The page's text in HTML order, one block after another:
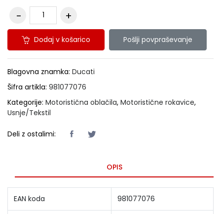
Dodaj v košarico Pošlji povpraševanje
Blagovna znamka: Ducati
Šifra artikla: 981077076
Kategorije: Motoristična oblačila, Motoristične rokavice,
Usnje/Tekstil
Deli z ostalimi:
OPIS
EAN koda 981077076